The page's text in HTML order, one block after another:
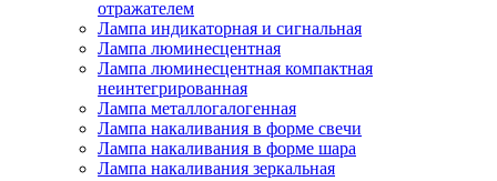
отражателем
Лампа индикаторная и сигнальная
Лампа люминесцентная
Лампа люминесцентная компактная
неинтегрированная
Лампа металлогалогенная
Лампа накаливания в форме свечи
Лампа накаливания в форме шара
Лампа накаливания зеркальная